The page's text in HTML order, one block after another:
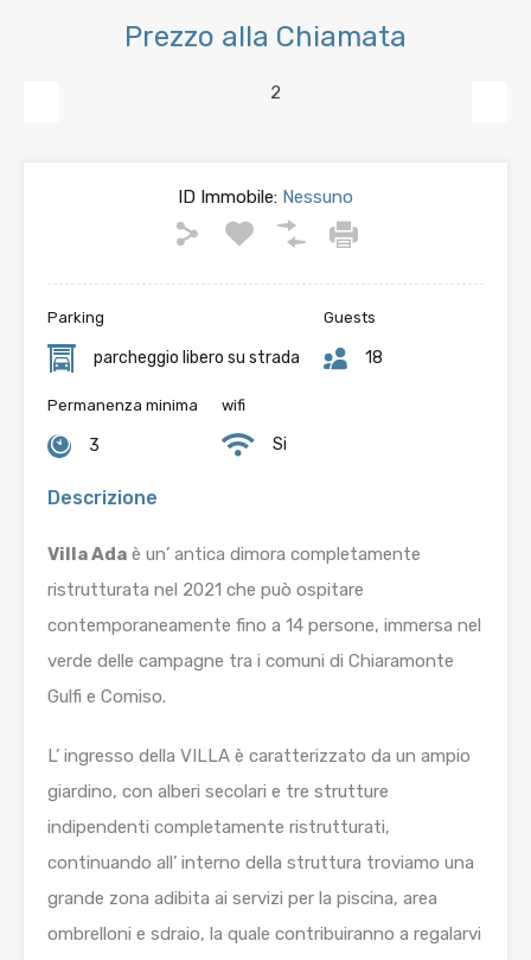
Prezzo alla Chiamata
ID Immobile: Nessuno
Parking
parcheggio libero su strada
Guests
18
Permanenza minima
3
wifi
Si
Descrizione
Villa Ada è un’ antica dimora completamente
ristrutturata nel 2021 che può ospitare
contemporaneamente fino a 14 persone, immersa nel
verde delle campagne tra i comuni di Chiaramonte
Gulfi e Comiso.
L’ ingresso della VILLA è caratterizzato da un ampio
giardino, con alberi secolari e tre strutture
indipendenti completamente ristrutturati,
continuando all’ interno della struttura troviamo una
grande zona adibita ai servizi per la piscina, area
ombrelloni e sdraio, la quale contribuiranno a regalarvi